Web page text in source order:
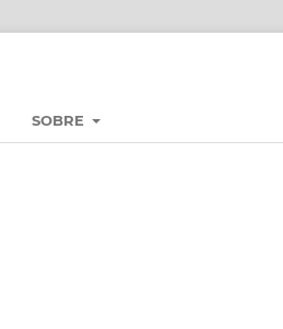
SOBRE